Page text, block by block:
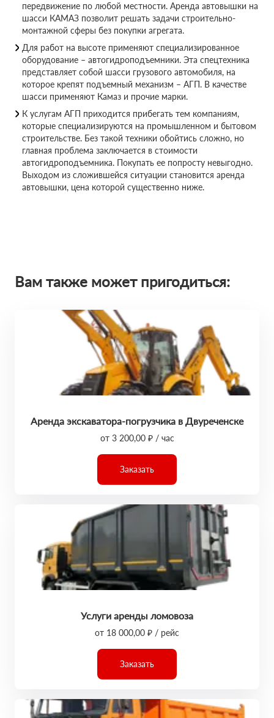
передвижение по любой местности. Аренда автовышки на
шасси КАМАЗ позволит решать задачи строительно-
монтажной сферы без покупки агрегата.
Для работ на высоте применяют специализированное
оборудование – автогидроподъемники. Эта спецтехника
представляет собой шасси грузового автомобиля, на
которое крепят подъемный механизм – АГП. В качестве
шасси применяют Камаз и прочие марки.
К услугам АГП приходится прибегать тем компаниям,
которые специализируются на промышленном и бытовом
строительстве. Без такой техники обойтись сложно, но
главная проблема заключается в стоимости
автогидроподъемника. Покупать ее попросту невыгодно.
Выходом из сложившейся ситуации становится аренда
автовышки, цена которой существенно ниже.
Вам также может пригодиться:
Аренда экскаватора-погрузчика в Двуреченске
от 3 200,00 ₽ / час
Заказать
Услуги аренды ломовоза
от 18 000,00 ₽ / рейс
Заказать